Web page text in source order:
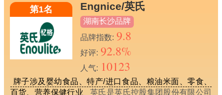
第1名 Engnice/英氏
湖南长沙品牌
品牌指数: 9.8
好评: 92.8%
人气: 10123
牌子涉及婴幼食品、特产/进口食品、粮油米面、零食、
百货、营养保健行业
英氏是英氏控股集团股份有限公司